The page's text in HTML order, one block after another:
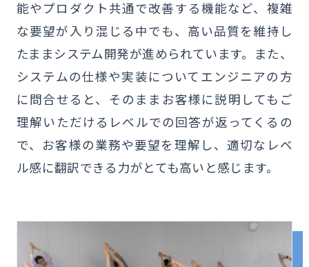
能やプロダクト共通で改善する機能など、複雑
な要望が入り混じる中でも、高い品質を維持し
たままシステム開発が進められています。また、
システムの仕様や実装についてエンジニアの方
に問合せると、そのままお客様に説明してもご
理解いただけるレベルでの回答が返ってくるの
で、お客様の業務や要望を理解し、適切なレベ
ル感に翻訳できる力がとても高いと感じます。